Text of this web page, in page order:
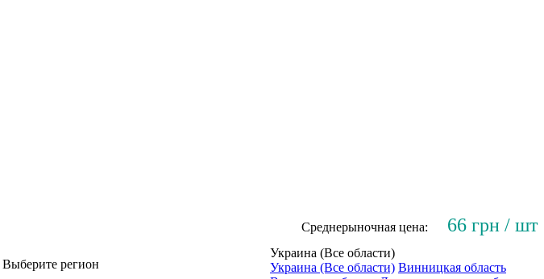
Среднерыночная цена: 66 грн / шт
Выберите регион
Украина (Все области)
Украина (Все области) Винницкая область